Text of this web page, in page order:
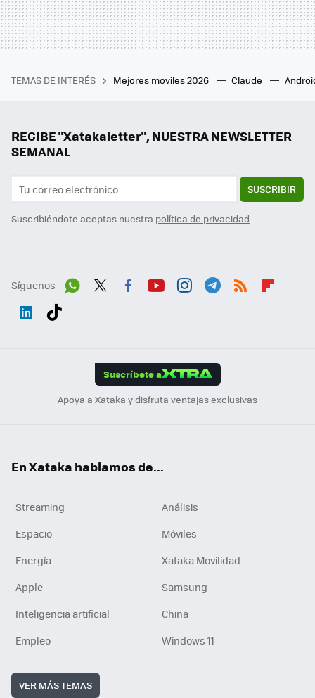
TEMAS DE INTERÉS Mejores moviles 2026 Claude
RECIBE "Xatakaletter", NUESTRA NEWSLETTER
SEMANAL
SUSCRIBIR
Suscribiéndote aceptas nuestra política de privacidad
Síguenos
Suscríbete a
Apoya a Xataka y disfruta ventajas exclusivas
En Xataka hablamos de...
Streaming
Análisis
Espacio
Móviles
Energía
Xataka Movilidad
Apple
Samsung
Inteligencia artificial
China
Empleo
Windows 11
VER MÁS TEMAS